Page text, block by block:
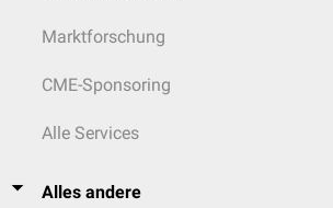
Marktforschung
CME-Sponsoring
Alle Services
Alles andere